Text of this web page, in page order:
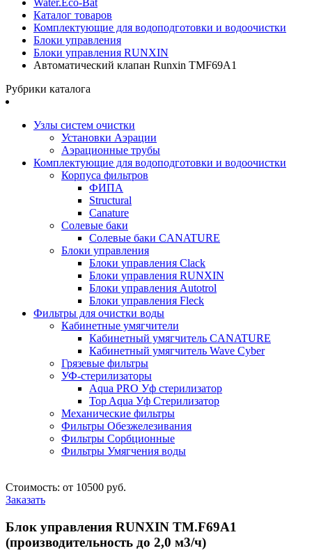
Каталог товаров
Комплектующие для водоподготовки и водоочистки
Блоки управления
Блоки управления RUNXIN
Автоматический клапан Runxin TMF69A1
Рубрики каталога
Узлы систем очистки
Установки Аэрации
Аэрационные трубы
Комплектующие для водоподготовки и водоочистки
Корпуса фильтров
ФИПА
Structural
Canature
Солевые баки
Солевые баки CANATURE
Блоки управления
Блоки управления Clack
Блоки управления RUNXIN
Блоки управления Autotrol
Блоки управления Fleck
Фильтры для очистки воды
Кабинетные умягчители
Кабинетный умягчитель CANATURE
Кабинетный умягчитель Wave Cyber
Грязевые фильтры
УФ-стерилизаторы
Aqua PRO Уф стерилизатор
Top Aqua Уф Стерилизатор
Механические фильтры
Фильтры Обезжелезивания
Фильтры Сорбционные
Фильтры Умягчения воды
Стоимость: от 10500 руб.
Заказать
Блок управления RUNXIN TM.F69A1
(производительность до 2,0 м3/ч)